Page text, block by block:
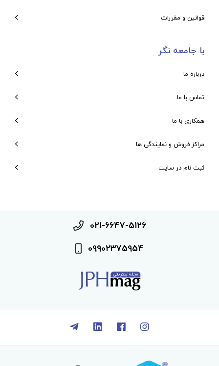
قوانین و مقررات
با جامعه نگر
درباره ما
تماس با ما
همکاری با ما
مراکز فروش و نمایندگی ها
ثبت نام در سایت
021-6647-5126
09902375954